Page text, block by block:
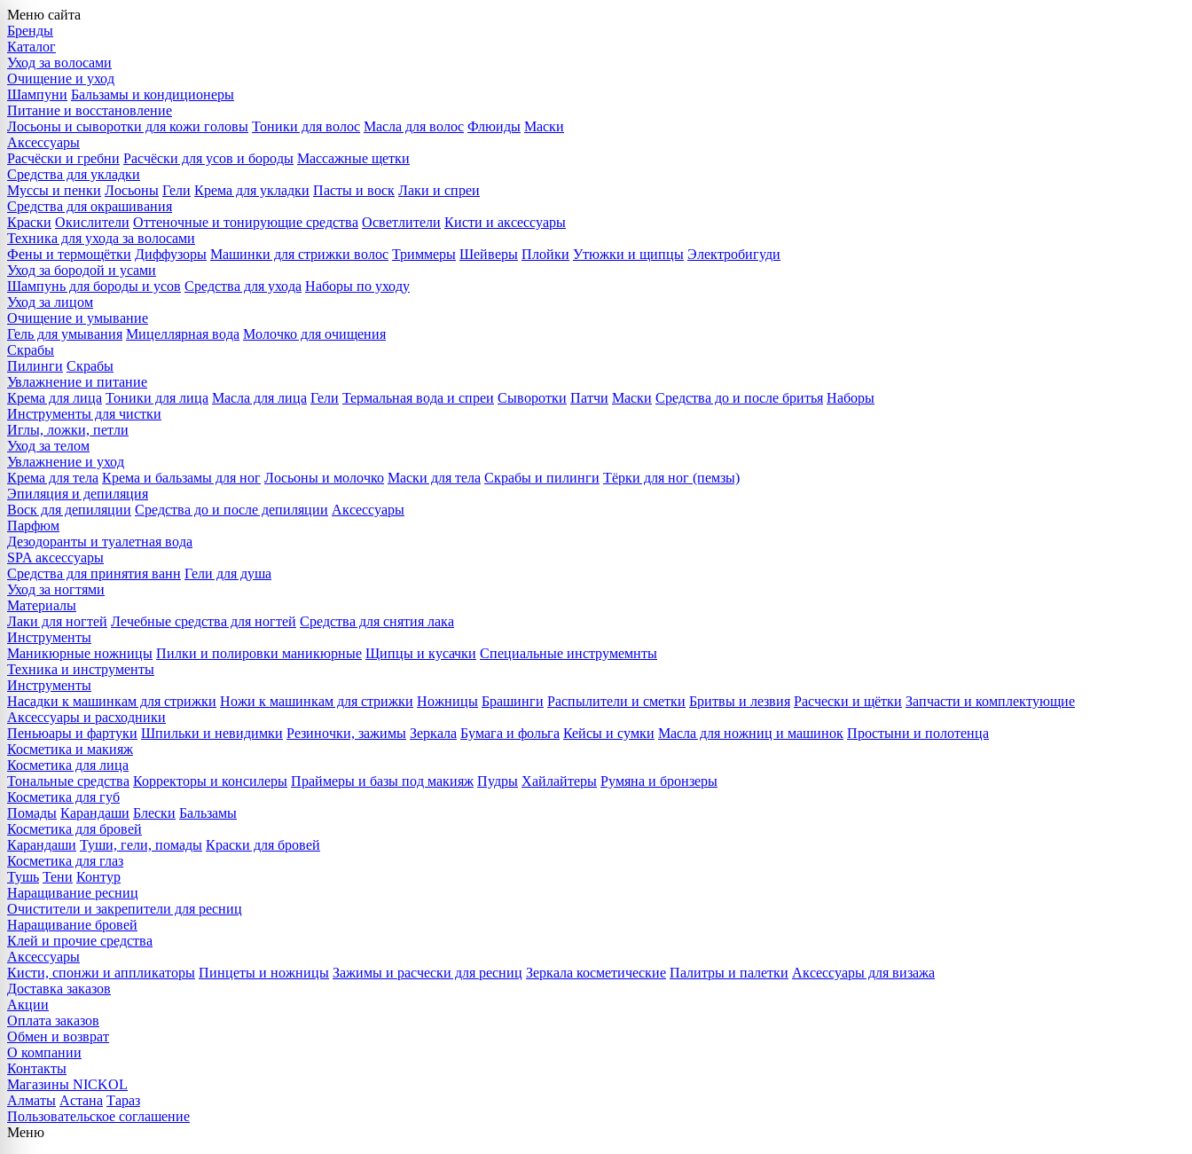
Меню сайта
Бренды
Каталог
Уход за волосами
Очищение и уход
Шампуни Бальзамы и кондиционеры
Питание и восстановление
Лосьоны и сыворотки для кожи головы Тоники для волос Масла для волос Флюиды Маски
Аксессуары
Расчёски и гребни Расчёски для усов и бороды Массажные щетки
Средства для укладки
Муссы и пенки Лосьоны Гели Крема для укладки Пасты и воск Лаки и спреи
Средства для окрашивания
Краски Окислители Оттеночные и тонирующие средства Осветлители Кисти и аксессуары
Техника для ухода за волосами
Фены и термощётки Диффузоры Машинки для стрижки волос Триммеры Шейверы Плойки Утюжки и щипцы Электробигуди
Уход за бородой и усами
Шампунь для бороды и усов Средства для ухода Наборы по уходу
Уход за лицом
Очищение и умывание
Гель для умывания Мицеллярная вода Молочко для очищения
Скрабы
Пилинги Скрабы
Увлажнение и питание
Крема для лица Тоники для лица Масла для лица Гели Термальная вода и спреи Сыворотки Патчи Маски Средства до и после бритья Наборы
Инструменты для чистки
Иглы, ложки, петли
Уход за телом
Увлажнение и уход
Крема для тела Крема и бальзамы для ног Лосьоны и молочко Маски для тела Скрабы и пилинги Тёрки для ног (пемзы)
Эпиляция и депиляция
Воск для депиляции Средства до и после депиляции Аксессуары
Парфюм
Дезодоранты и туалетная вода
SPA аксессуары
Средства для принятия ванн Гели для душа
Уход за ногтями
Материалы
Лаки для ногтей Лечебные средства для ногтей Средства для снятия лака
Инструменты
Маникюрные ножницы Пилки и полировки маникюрные Щипцы и кусачки Специальные инструмемнты
Техника и инструменты
Инструменты
Насадки к машинкам для стрижки Ножи к машинкам для стрижки Ножницы Брашинги Распылители и сметки Бритвы и лезвия Расчески и щётки Запчасти и комплектующие
Аксессуары и расходники
Пеньюары и фартуки Шпильки и невидимки Резиночки, зажимы Зеркала Бумага и фольга Кейсы и сумки Масла для ножниц и машинок Простыни и полотенца
Косметика и макияж
Косметика для лица
Тональные средства Корректоры и консилеры Праймеры и базы под макияж Пудры Хайлайтеры Румяна и бронзеры
Косметика для губ
Помады Карандаши Блески Бальзамы
Косметика для бровей
Карандаши Туши, гели, помады Краски для бровей
Косметика для глаз
Тушь Тени Контур
Наращивание ресниц
Очистители и закрепители для ресниц
Наращивание бровей
Клей и прочие средства
Аксессуары
Кисти, спонжи и аппликаторы Пинцеты и ножницы Зажимы и расчески для ресниц Зеркала косметические Палитры и палетки Аксессуары для визажа
Доставка заказов
Акции
Оплата заказов
Обмен и возврат
О компании
Контакты
Магазины NICKOL
Алматы Астана Тараз
Пользовательское соглашение
Меню